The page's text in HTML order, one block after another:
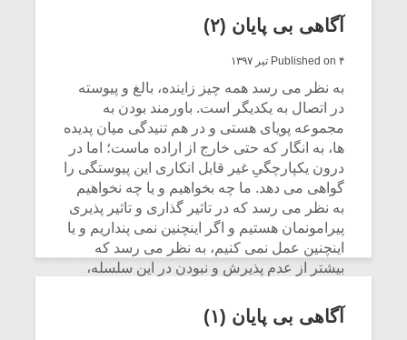
آگاهی بی پایان (۲)
Published on ۴ تیر ۱۳۹۷
به نظر می رسد همه چیز زاینده، بالغ و پیوسته
در اتصال به یکدیگر است. باورمند بودن به
مجموعه پویای هستی و در هم تنیدگی میان پدیده
ها، به انگار که حتی خارج از اراده ماست؛ اما در
درون یکپارچگیِ غیر قابل انکاری این پیوستگی را
گواهی می دهد. ما چه بخواهیم و یا چه نخواهیم
به نظر می رسد که در تاثیر گذاری و تاثیر پذیری
پیرامونمان هستیم و اگر اینچنین نمی پنداریم و یا
اینچنین عمل نمی کنیم، به نظر می رسد که
بیشتر از عدم پذیرش و نبودن در این سلسله،
CONTINUE READING
آگاهی بی پایان (۱)